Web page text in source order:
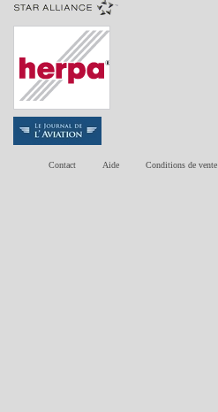
Contact Aide Conditions de vente